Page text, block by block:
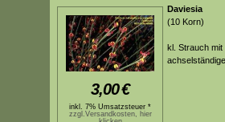
3,00€
inkl. 7% Umsatzsteuer *
zzgl.Versandkosten, hier
Daviesia
(10 Korn)
kl. Strauch